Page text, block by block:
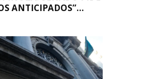
ANTICIPADOS”...